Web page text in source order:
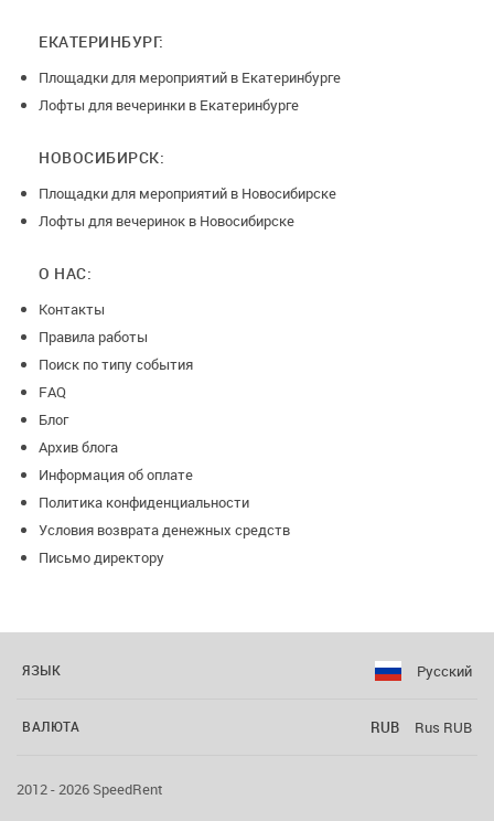
ЕКАТЕРИНБУРГ:
Площадки для мероприятий в Екатеринбурге
Лофты для вечеринки в Екатеринбурге
НОВОСИБИРСК:
Площадки для мероприятий в Новосибирске
Лофты для вечеринок в Новосибирске
О НАС:
Контакты
Правила работы
Поиск по типу события
FAQ
Блог
Архив блога
Информация об оплате
Политика конфиденциальности
Условия возврата денежных средств
Письмо директору
ЯЗЫК Русский
ВАЛЮТА RUB Rus RUB
2012 - 2026 SpeedRent